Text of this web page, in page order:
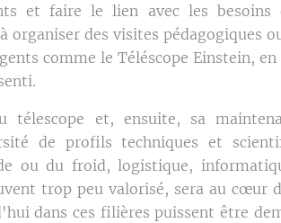
et faire le lien avec les besoins
organiser des visites pédagogiques
comme le Téléscope Einstein,
télescope et, ensuite, sa
de profils techniques et
ou du froid, logistique,
trop peu valorisé, sera au cœur
dans ces filières puissent être